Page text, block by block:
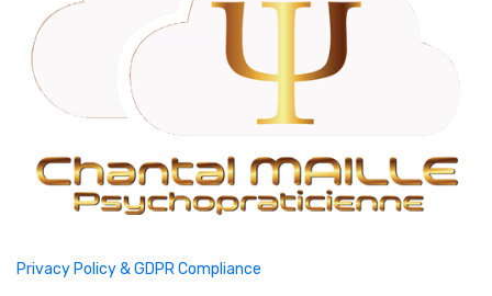
Privacy Policy & GDPR Compliance